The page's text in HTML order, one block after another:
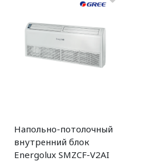
Напольно-потолочный
внутренний блок
Energolux SMZCF-V2AI